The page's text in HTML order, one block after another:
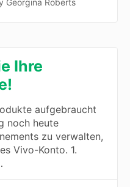
Ihre
aufgebraucht
noch heute
zu verwalten,
Vivo-Konto. 1.